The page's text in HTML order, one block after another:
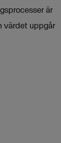
är
värdet uppgår